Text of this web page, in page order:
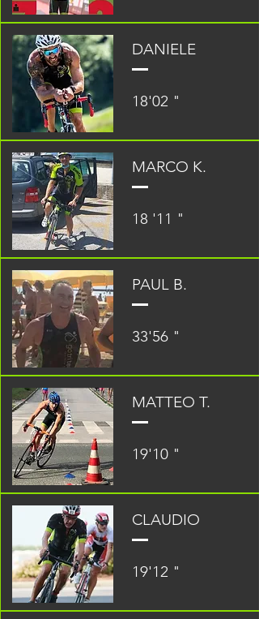
DANIELE
18'02 "
MARCO K.
18 '11 "
PAUL B.
33'56 "
MATTEO T.
19'10 "
CLAUDIO
19'12 "